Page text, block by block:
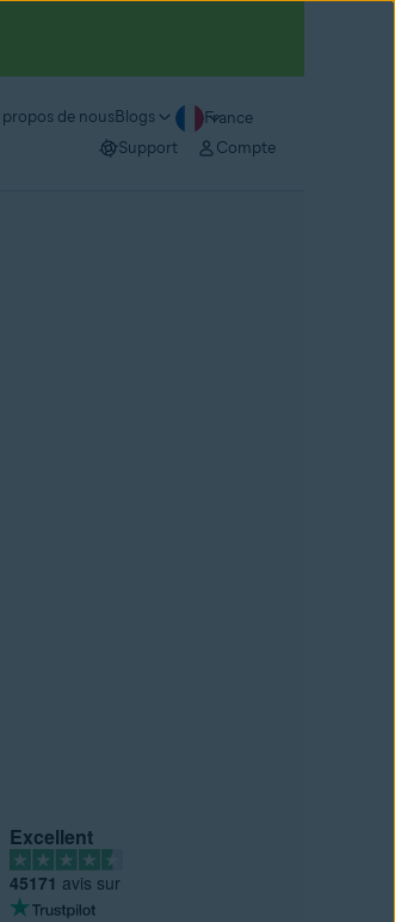
propos de nousBlogs
France
Support Compte
Excellent
45171 avis sur